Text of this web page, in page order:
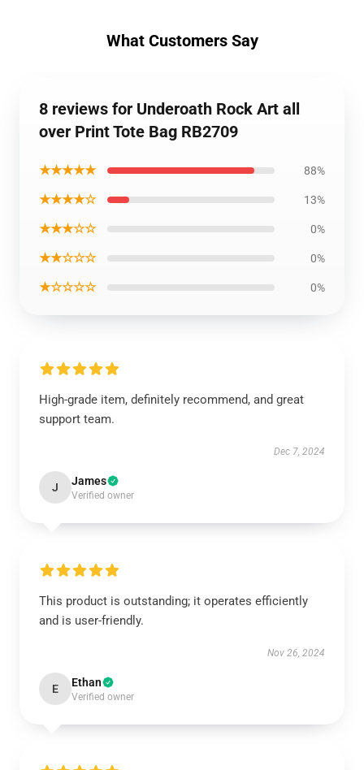
What Customers Say
8 reviews for Underoath Rock Art all
over Print Tote Bag RB2709
★★★★★ 88%
★★★★☆ 13%
★★★☆☆ 0%
★★☆☆☆ 0%
★☆☆☆☆ 0%
High-grade item, definitely recommend, and great
support team.
Dec 7, 2024
J James
Verified owner
This product is outstanding; it operates efficiently
and is user-friendly.
Nov 26, 2024
E Ethan
Verified owner